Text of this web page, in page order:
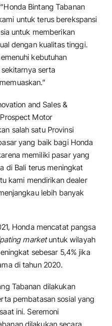
Bintang Tabanan
untuk terus berekspansi
untuk memberikan
dengan kualitas tinggi.
kebutuhan
serta
and Sales &
Motor
salah satu Provinsi
yang baik bagi Honda
memiliki pasar yang
di Bali terus meningkat
kami mendirikan dealer
lebih banyak
Honda mencatat pangsa
marketuntuk wilayah
sebesar 5,4% jika
di tahun 2020.
Tabanan dilakukan
pembatasan sosial yang
ini. Seremoni